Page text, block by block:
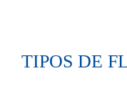
TIPOS DE